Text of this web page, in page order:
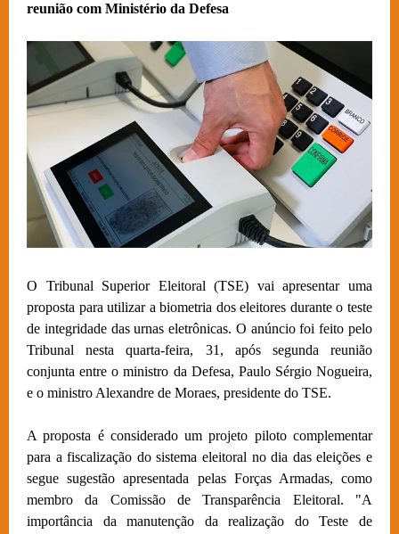
reunião com Ministério da Defesa
O Tribunal Superior Eleitoral (TSE) vai apresentar uma
proposta para utilizar a biometria dos eleitores durante o teste
de integridade das urnas eletrônicas. O anúncio foi feito pelo
Tribunal nesta quarta-feira, 31, após segunda reunião
conjunta entre o ministro da Defesa, Paulo Sérgio Nogueira,
e o ministro Alexandre de Moraes, presidente do TSE.
A proposta é considerado um projeto piloto complementar
para a fiscalização do sistema eleitoral no dia das eleições e
segue sugestão apresentada pelas Forças Armadas, como
membro da Comissão de Transparência Eleitoral. "A
importância da manutenção da realização do Teste de